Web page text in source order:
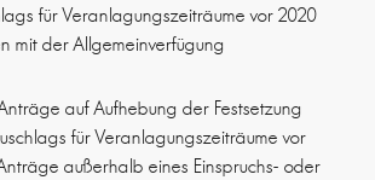
für Veranlagungszeiträume vor 2020
mit der Allgemeinverfügung
auf Aufhebung der Festsetzung
für Veranlagungszeiträume vor
außerhalb eines Einspruchs- oder